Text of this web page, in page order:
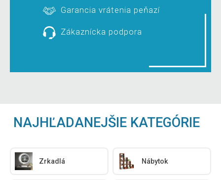
Garancia vrátenia peňazí
Zákaznícka podpora
NAJHĽADANEJŠIE KATEGÓRIE
Zrkadlá Nábytok